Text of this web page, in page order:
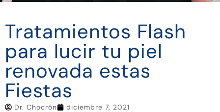
Tratamientos Flash
para lucir tu piel
renovada estas
Fiestas
Dr. Chocrón diciembre 7, 2021